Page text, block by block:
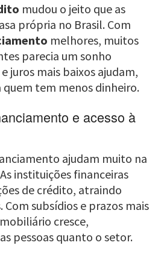
mudou o jeito que as
própria no Brasil. Com
melhores, muitos
parecia um sonho
juros mais baixos ajudam,
tem menos dinheiro.
e acesso à
ajudam muito na
instituições financeiras
de crédito, atraindo
subsídios e prazos mais
cresce,
pessoas quanto o setor.